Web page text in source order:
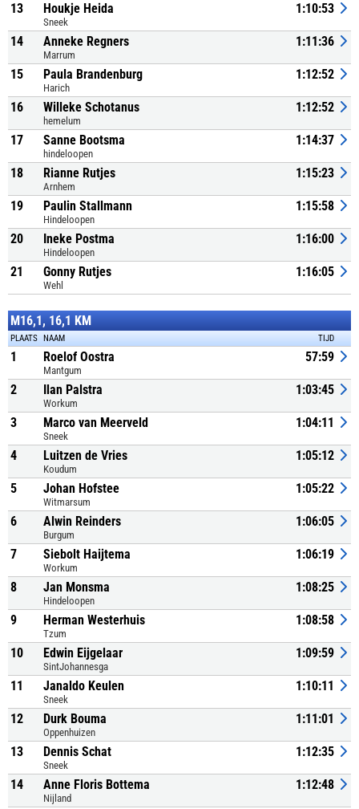
13 Houkje Heida
Sneek
1:10:53
14 Anneke Regners
Marrum
1:11:36
15 Paula Brandenburg
Harich
1:12:52
16 Willeke Schotanus
hemelum
1:12:52
17 Sanne Bootsma
hindeloopen
1:14:37
18 Rianne Rutjes
Arnhem
1:15:23
19 Paulin Stallmann
Hindeloopen
1:15:58
20 Ineke Postma
Hindeloopen
1:16:00
21 Gonny Rutjes
Wehl
1:16:05
M16,1, 16,1 KM
PLAATS NAAM TIJD
1 Roelof Oostra
Mantgum
57:59
2 Ilan Palstra
Workum
1:03:45
3 Marco van Meerveld
Sneek
1:04:11
4 Luitzen de Vries
Koudum
1:05:12
5 Johan Hofstee
Witmarsum
1:05:22
6 Alwin Reinders
Burgum
1:06:05
7 Siebolt Haijtema
Workum
1:06:19
8 Jan Monsma
Hindeloopen
1:08:25
9 Herman Westerhuis
Tzum
1:08:58
10 Edwin Eijgelaar
SintJohannesga
1:09:59
11 Janaldo Keulen
Sneek
1:10:11
12 Durk Bouma
Oppenhuizen
1:11:01
13 Dennis Schat
Sneek
1:12:35
14 Anne Floris Bottema
Nijland
1:12:48